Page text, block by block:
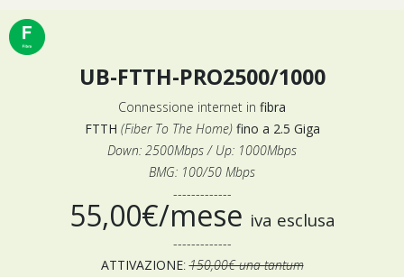
UB-FTTH-PRO2500/1000
Connessione internet in fibra
FTTH (Fiber To The Home) fino a 2.5 Giga
Down: 2500Mbps / Up: 1000Mbps
BMG: 100/50 Mbps
-------------
55,00€/mese iva esclusa
-------------
ATTIVAZIONE:150,00€ una tantum